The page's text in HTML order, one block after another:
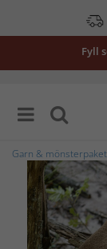
Fyll
Garn & mönsterpaket